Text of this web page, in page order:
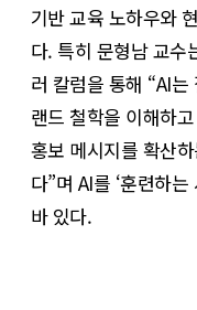
기반 교육 노하우와
다. 특히 문형남 교수
러 칼럼을 통해 “AI
랜드 철학을 이해하
홍보 메시지를 확산
다”며 AI를 ‘훈련하
바 있다.